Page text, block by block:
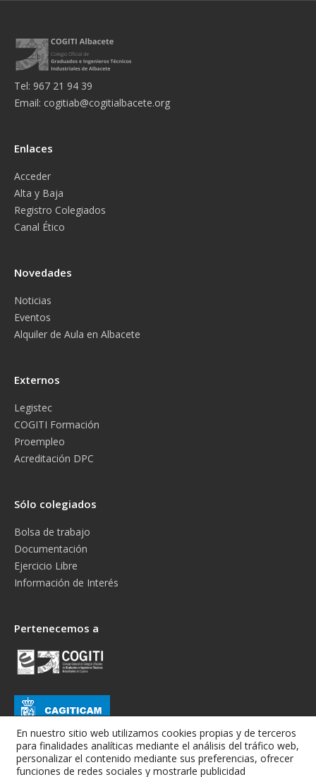
Tel: 967 21 94 39
Email: cogitiab@cogitialbacete.org
Enlaces
Acceder
Alta y Baja
Registro Colegiados
Canal Ético
Novedades
Noticias
Eventos
Alquiler de Aula en Albacete
Externos
Legistec
COGITI Formación
Proempleo
Acreditación DPC
Sólo colegiados
Bolsa de trabajo
Documentación
Ejercicio Libre
Información de Interés
Pertenecemos a
En nuestro sitio web utilizamos cookies propias y de terceros
para finalidades analíticas mediante el análisis del tráfico web,
personalizar el contenido mediante sus preferencias, ofrecer
funciones de redes sociales y mostrarle publicidad